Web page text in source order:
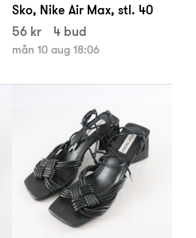
Sko, Nike Air Max, stl. 40
56 kr
4 bud
mån 10 aug 18:06